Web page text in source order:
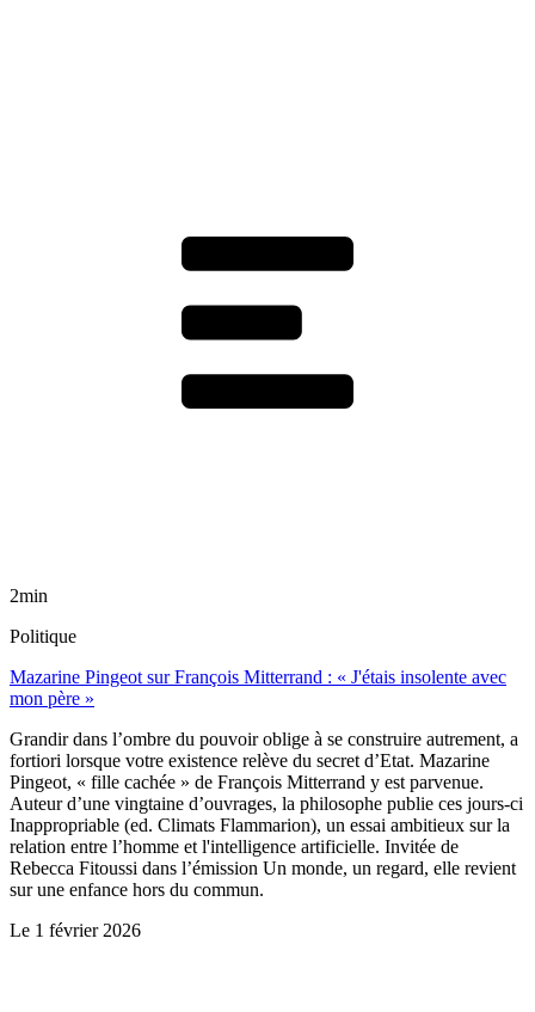
2min
Politique
Mazarine Pingeot sur François Mitterrand : « J'étais insolente avec
mon père »
Grandir dans l’ombre du pouvoir oblige à se construire autrement, a
fortiori lorsque votre existence relève du secret d’Etat. Mazarine
Pingeot, « fille cachée » de François Mitterrand y est parvenue.
Auteur d’une vingtaine d’ouvrages, la philosophe publie ces jours-ci
Inappropriable (ed. Climats Flammarion), un essai ambitieux sur la
relation entre l’homme et l'intelligence artificielle. Invitée de
Rebecca Fitoussi dans l’émission Un monde, un regard, elle revient
sur une enfance hors du commun.
Le 1 février 2026